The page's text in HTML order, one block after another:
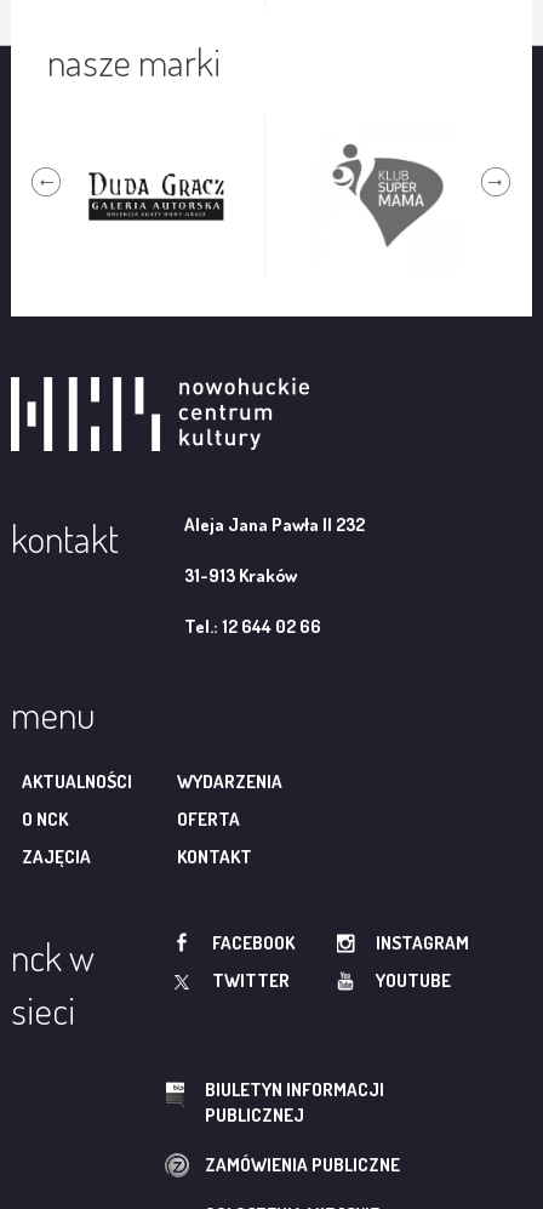
nasze marki
kontakt Aleja Jana Pawła II 232
31-913 Kraków
Tel.: 12 644 02 66
menu
AKTUALNOŚCI
WYDARZENIA
O NCK
OFERTA
ZAJĘCIA
KONTAKT
nck w
sieci
FACEBOOK
INSTAGRAM
TWITTER
YOUTUBE
BIULETYN INFORMACJI
PUBLICZNEJ
ZAMÓWIENIA PUBLICZNE